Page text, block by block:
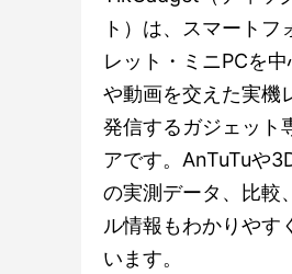
ト）は、スマートフ
レット・ミニPCを
や動画を交えた実機
発信するガジェット
アです。AnTuTuや
の実測データ、比較
ル情報もわかりやす
います。